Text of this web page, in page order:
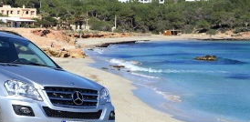
15:00 15:30
17:00 17:30
19:00 19:30